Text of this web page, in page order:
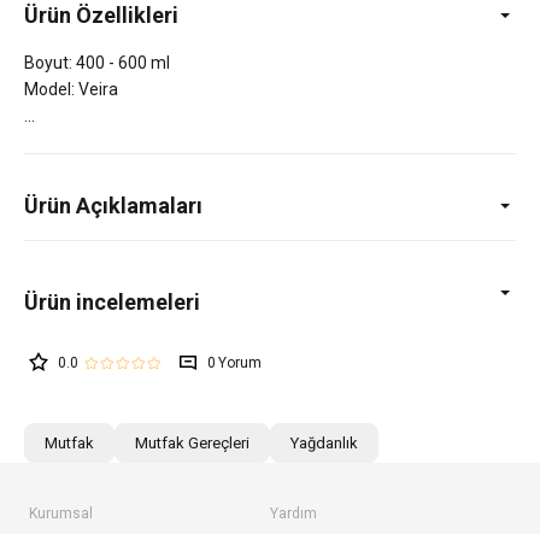
Ürün Özellikleri
Boyut: 400 - 600 ml
Model: Veira
Ürün Açıklamaları
0.0 0
Mutfak Mutfak Gereçleri Yağdanlık
Kurumsal Yardım